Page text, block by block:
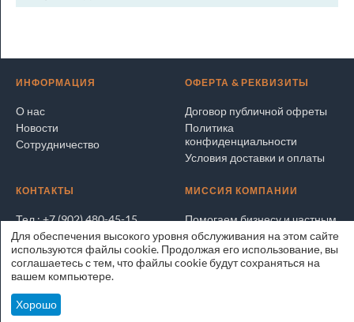
ИНФОРМАЦИЯ
О нас
Новости
Сотрудничество
ОФЕРТА & РЕКВИЗИТЫ
Договор публичной офреты
Политика
конфиденциальности
Условия доставки и оплаты
КОНТАКТЫ
Тел.: +7 (902) 480-45-15
Написать электронное
письмо
Адрес на карте
МИССИЯ КОМПАНИИ
Помогаем бизнесу и частным
лицам покупать и продавать
выгодно и безопасно
ЭксперТРЕЙД.РУ © 2025
Для обеспечения высокого уровня обслуживания на этом сайте
используются файлы cookie. Продолжая его использование, вы
соглашаетесь с тем, что файлы cookie будут сохраняться на
вашем компьютере.
Хорошо